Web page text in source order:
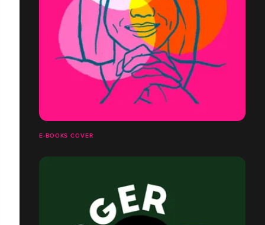
E-BOOKS COVER